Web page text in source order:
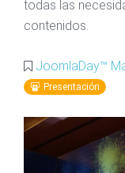
todas las
contenidos.
JoomlaDay™
Presentación